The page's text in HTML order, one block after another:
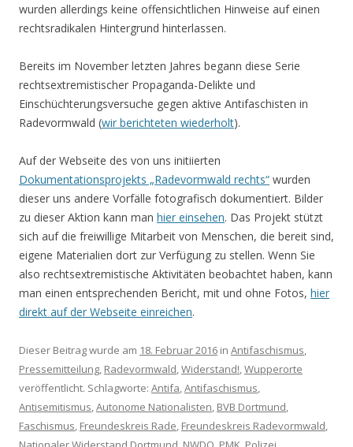
wurden allerdings keine offensichtlichen Hinweise auf einen
rechtsradikalen Hintergrund hinterlassen.
Bereits im November letzten Jahres begann diese Serie
rechtsextremistischer Propaganda-Delikte und
Einschüchterungsversuche gegen aktive Antifaschisten in
Radevormwald (wir berichteten wiederholt).
Auf der Webseite des von uns initiierten
Dokumentationsprojekts „Radevormwald rechts“ wurden
dieser uns andere Vorfälle fotografisch dokumentiert. Bilder
zu dieser Aktion kann man hier einsehen. Das Projekt stützt
sich auf die freiwillige Mitarbeit von Menschen, die bereit sind,
eigene Materialien dort zur Verfügung zu stellen. Wenn Sie
also rechtsextremistische Aktivitäten beobachtet haben, kann
man einen entsprechenden Bericht, mit und ohne Fotos, hier
direkt auf der Webseite einreichen.
Dieser Beitrag wurde am 18. Februar 2016 in Antifaschismus
Pressemitteilung Radevormwald Widerstand! Wupperorte
veröffentlicht. Schlagworte: Antifa Antifaschismus
Antisemitismus Autonome Nationalisten BVB Dortmund
Faschismus Freundeskreis Rade Freundeskreis Radevormwald